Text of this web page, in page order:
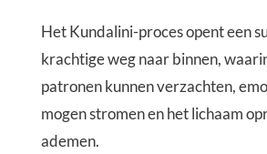
Het Kundalini-proces opent een
krachtige weg naar binnen,
patronen kunnen verzachten,
mogen stromen en het lichaam
ademen.